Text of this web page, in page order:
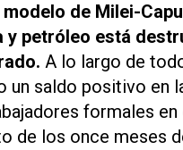
de Milei-
y petróleo está
A lo largo de
un saldo positivo en
formales en
de los once meses